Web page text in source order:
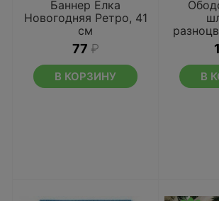
Баннер Елка
Новогодняя Ретро, 41
см
77 ₽
В КОРЗИНУ В